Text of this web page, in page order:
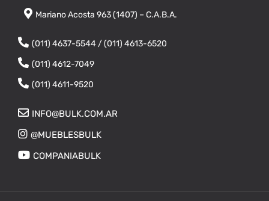
Mariano Acosta 963 (1407) – C.A.B.A.
(011) 4637-5544 / (011) 4613-6520
(011) 4612-7049
(011) 4611-9520
INFO@BULK.COM.AR
@MUEBLESBULK
COMPANIABULK